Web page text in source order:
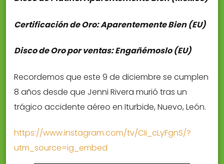
Certificación de Oro: Aparentemente Bien (EU)
Disco de Oro por ventas: Engañémoslo (EU)
Recordemos que este 9 de diciembre se cumplen
8 años desde que Jenni Rivera murió tras un
trágico accidente aéreo en Iturbide, Nuevo, León.
https://www.instagram.com/tv/CIi_cLyFgnS/?
utm_source=ig_embed